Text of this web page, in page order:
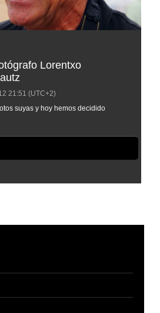
Lorentxo
21:51 (UTC+2)
suyas y hoy hemos decidido